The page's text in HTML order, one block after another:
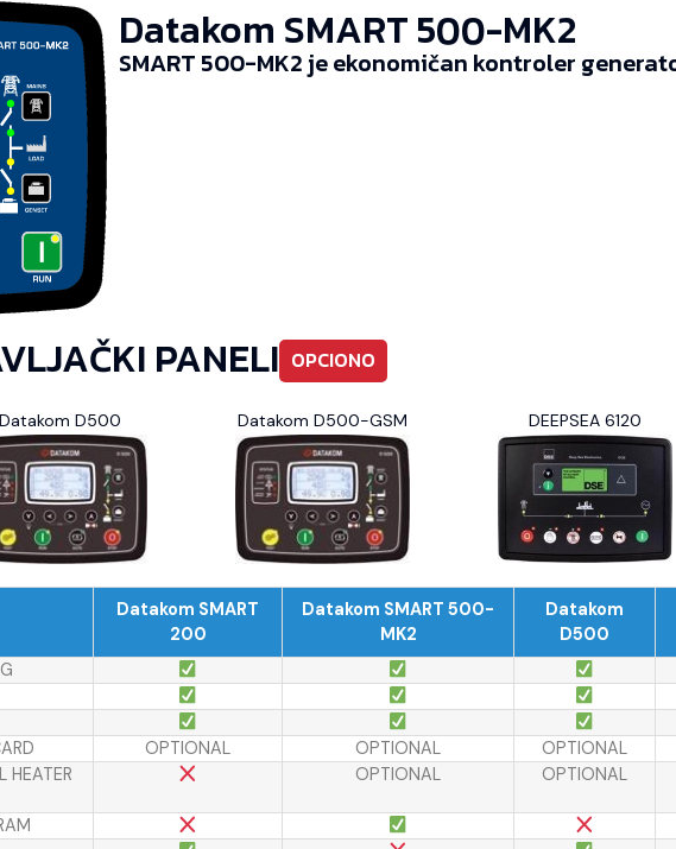
Datakom SMART 500-MK2
SMART 500-MK2 je ekonomičan kontroler
PANELI OPCIONO
Datakom D500 Datakom D500-GSM DEEPSEA 6120
Datakom SMART
200
Datakom SMART 500-
MK2
Datakom
D500
OPTIONAL OPTIONAL OPTIONAL
HEATER
OPTIONAL OPTIONAL